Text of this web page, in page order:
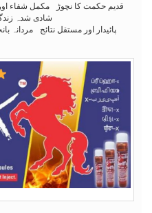
مکمل شفاء
قدیم حکمت کا نچوڑ
شادی شدہ
مردانہ
پائیدار اور مستقل نتائج